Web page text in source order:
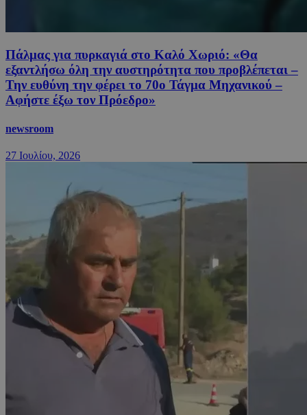
Πάλμας για πυρκαγιά στο Καλό Χωριό: «Θα
εξαντλήσω όλη την αυστηρότητα που προβλέπεται –
Την ευθύνη την φέρει το 70ο Τάγμα Μηχανικού –
Αφήστε έξω τον Πρόεδρο»
newsroom
27 Ιουλίου, 2026